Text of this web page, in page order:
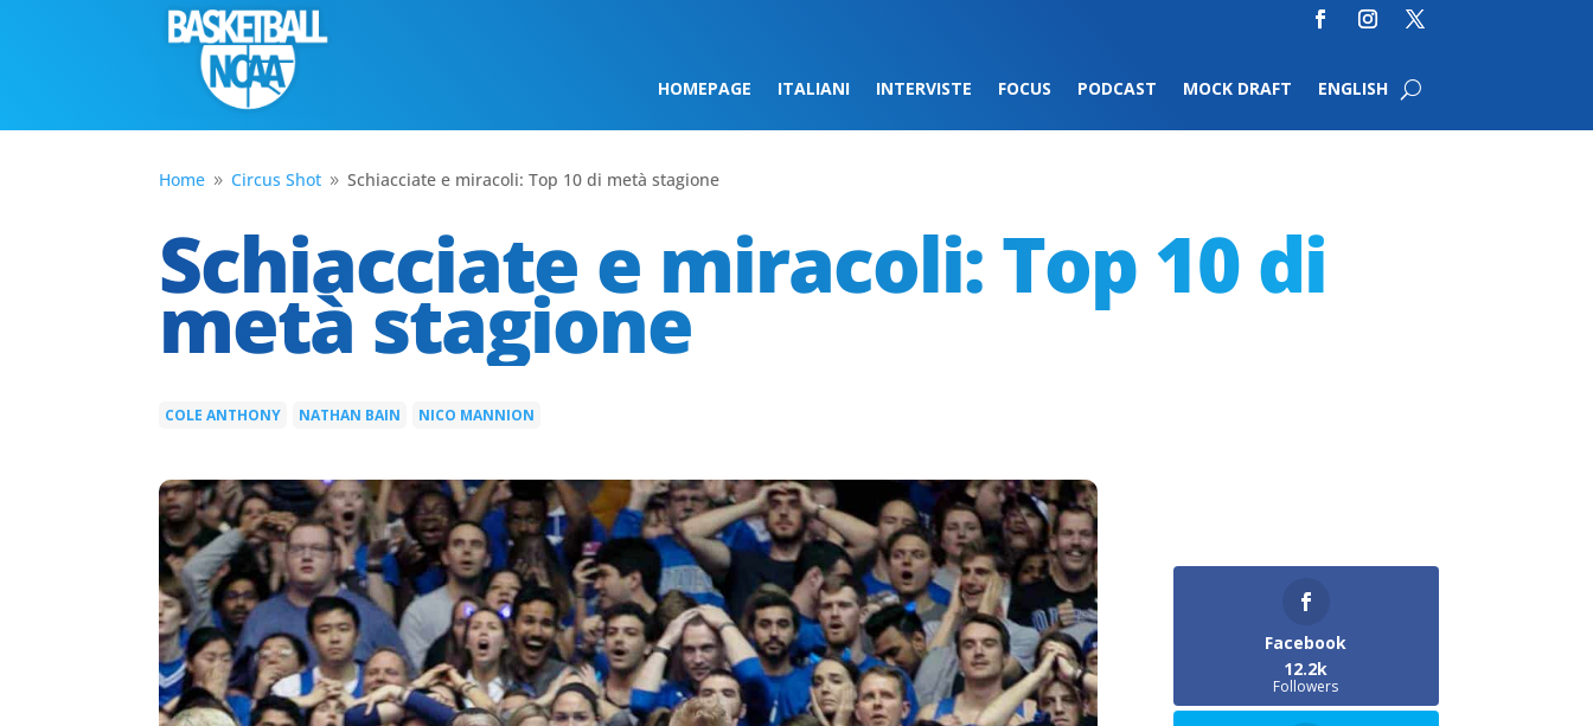
HOMEPAGE ITALIANI INTERVISTE FOCUS PODCAST MOCK DRAFT ENGLISH
Home 9 Circus Shot 9 Schiacciate e miracoli: Top 10 di metà stagione
Schiacciate e miracoli: Top 10 di
metà stagione
COLE ANTHONY NATHAN BAIN NICO MANNION
Facebook
12.2k
Followers